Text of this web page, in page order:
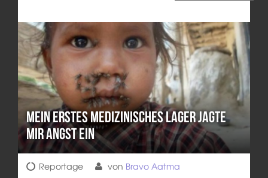
Mein Erstes Medizinisches Lager Jagte
Mir Angst Ein
Reportage von Bravo Aatma